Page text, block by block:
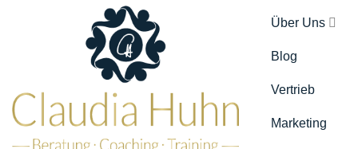
Über Uns
Blog
Vertrieb
Marketing